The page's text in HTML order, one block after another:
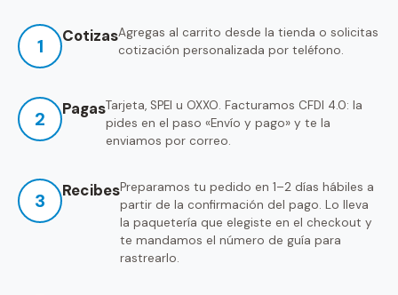
1 CotizasAgregas al carrito desde la tienda o solicitas
cotización personalizada por teléfono.
2 PagasTarjeta, SPEI u OXXO. Facturamos CFDI 4.0: la
pides en el paso «Envío y pago» y te la
enviamos por correo.
3 RecibesPreparamos tu pedido en 1–2 días hábiles a
partir de la confirmación del pago. Lo lleva
la paquetería que elegiste en el checkout y
te mandamos el número de guía para
rastrearlo.